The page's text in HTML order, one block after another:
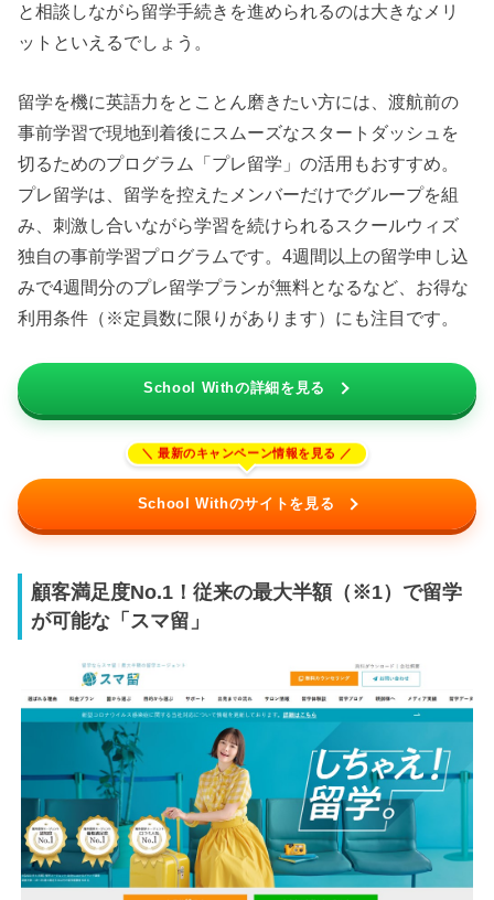
と相談しながら留学手続きを進められるのは大きなメリ
ットといえるでしょう。
留学を機に英語力をとことん磨きたい方には、渡航前の
事前学習で現地到着後にスムーズなスタートダッシュを
切るためのプログラム「プレ留学」の活用もおすすめ。
プレ留学は、留学を控えたメンバーだけでグループを組
み、刺激し合いながら学習を続けられるスクールウィズ
独自の事前学習プログラムです。4週間以上の留学申し込
みで4週間分のプレ留学プランが無料となるなど、お得な
利用条件（※定員数に限りがあります）にも注目です。
School Withの詳細を見る
School Withのサイトを見る
顧客満足度No.1！従来の最大半額（※1）で留学
が可能な「スマ留」